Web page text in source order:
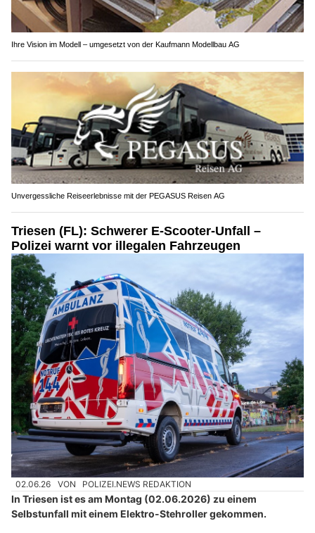
Ihre Vision im Modell – umgesetzt von der Kaufmann Modellbau AG
Unvergessliche Reiseerlebnisse mit der PEGASUS Reisen AG
Triesen (FL): Schwerer E-Scooter-Unfall –
Polizei warnt vor illegalen Fahrzeugen
02.06.26 VON POLIZEI.NEWS REDAKTION
In Triesen ist es am Montag (02.06.2026) zu einem
Selbstunfall mit einem Elektro-Stehroller gekommen.